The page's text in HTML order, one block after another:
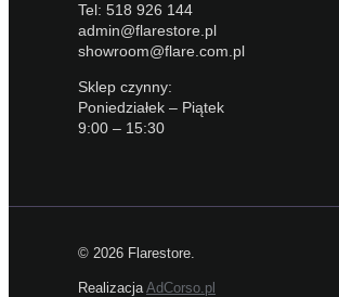
Tel: 518 926 144
admin@flarestore.pl
showroom@flare.com.pl
Sklep czynny:
Poniedziałek – Piątek
9:00 – 15:30
© 2026 Flarestore.
RealizacjaAdCorso.pl